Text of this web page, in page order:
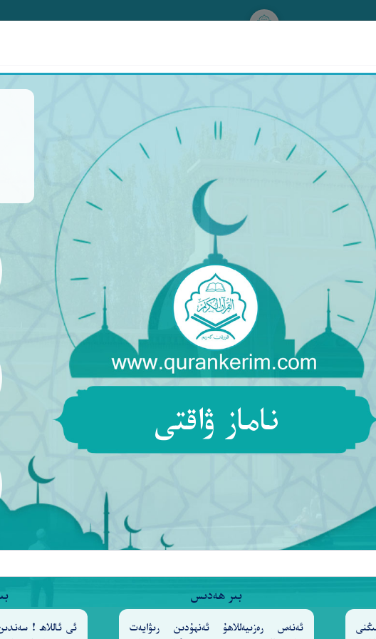
ناماز ۋاقتى
بىر ھەدىس
ئەنەس رەزىيەللاھۇ ئەنھۇدىن رىۋايەت
ئى ئاللاھ !
وَلَهُ الْحَمْدُ، وَهُوَ عَلَى كُلِّ شَيْءٍ قَدِيرٌ، آيِبُونَ، تَائِبُونَ،
«ئاللاھتىن باشقا ھېچ ئىلاھ يوقتۇر، ئۇ يەككە - يېگانىدۇر، ئۇنىڭ شېرىكى يوقتۇر،
ئىبادەت قىلغۇچىلارمىز، بىز پەرۋەردىگارىمىزغا ھەمدە ئېيتقۇچىلارمىز، ئاللاھ ۋەدىسىنى ئىشقا
يالغۇز مەغلۇپ قىلدى،» دەيدۇ. [بۇخارى ۋە مۇسلىم رىۋايىتى].
© Copyright 2026 Qurankerim.com | admin@qurankerim.com